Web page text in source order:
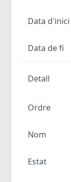
Data d'inici
Data de fi
Detall
Ordre
Nom
Estat